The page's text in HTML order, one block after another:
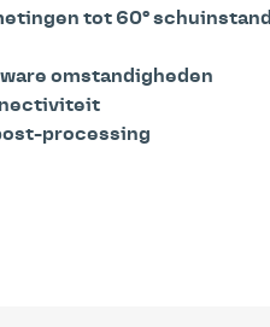
tot 60° schuinstand
omstandigheden
processing